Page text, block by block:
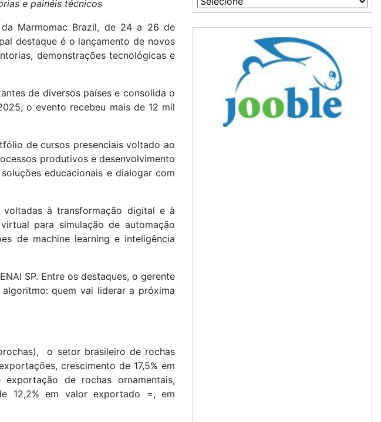
e painéis técnicos
Marmomac Brazil, de 24 a 26 de
destaque é o lançamento de novos
demonstrações tecnológicas e
de diversos países e consolida o
o evento recebeu mais de 12 mil
de cursos presenciais voltado ao
produtivos e desenvolvimento
educacionais e dialogar com
voltadas à transformação digital e à
para simulação de automação
de machine learning e inteligência
SP. Entre os destaques, o gerente
quem vai liderar a próxima
o setor brasileiro de rochas
crescimento de 17,5% em
de rochas ornamentais,
12,2% em valor exportado =, em